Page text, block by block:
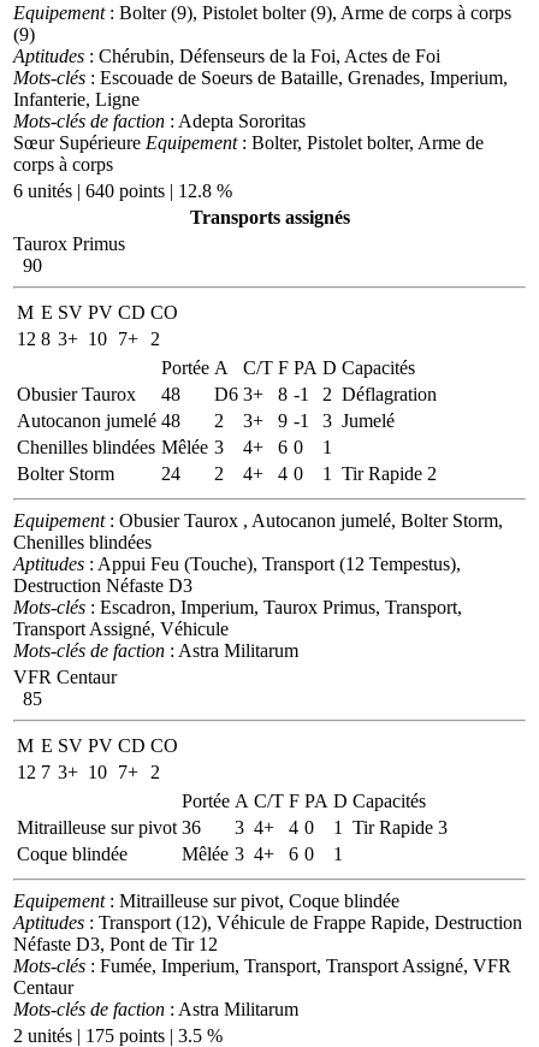
Equipement: Bolter (9), Pistolet bolter (9), Arme de corps à corps
(9)
Aptitudes : Chérubin, Défenseurs de la Foi, Actes de Foi
Mots-clés : Escouade de Soeurs de Bataille, Grenades, Imperium,
Infanterie, Ligne
Mots-clés de faction : Adepta Sororitas
Sœur Supérieure Equipement: Bolter, Pistolet bolter, Arme de
corps à corps
6 unités | 640 points | 12.8 %
Transports assignés
Taurox Primus
90
M E SV PV CD CO
12 8 3+ 10 7+
2
Portée A C/T F PA D Capacités
Obusier Taurox
48 D6 3+ 8 -1 2 Déflagration
Autocanon jumelé 48 2 3+ 9 -1 3 Jumelé
Chenilles blindées Mêlée 3 4+ 6 0
1
Bolter Storm
24 2 4+ 4 0 1 Tir Rapide 2
Equipement: Obusier Taurox , Autocanon jumelé, Bolter Storm,
Chenilles blindées
Aptitudes : Appui Feu (Touche), Transport (12 Tempestus),
Destruction Néfaste D3
Mots-clés : Escadron, Imperium, Taurox Primus, Transport,
Transport Assigné, Véhicule
Mots-clés de faction : Astra Militarum
VFR Centaur
85
M E SV PV CD CO
12 7 3+ 10 7+
2
Portée A C/T F PA D Capacités
Mitrailleuse sur pivot 36 3 4+ 4 0 1
Tir Rapide 3
Coque blindée
Mêlée 3 4+ 6 0 1
Equipement: Mitrailleuse sur pivot, Coque blindée
Aptitudes : Transport (12), Véhicule de Frappe Rapide, Destruction
Néfaste D3, Pont de Tir 12
Mots-clés : Fumée, Imperium, Transport, Transport Assigné, VFR
Centaur
Mots-clés de faction : Astra Militarum
2 unités | 175 points | 3.5 %